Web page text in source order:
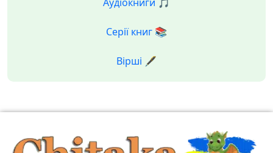
Серії книг 📚
Вірші 🖋️